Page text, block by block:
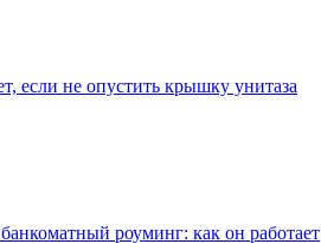
если не опустить крышку унитаза
роуминг: как он работает